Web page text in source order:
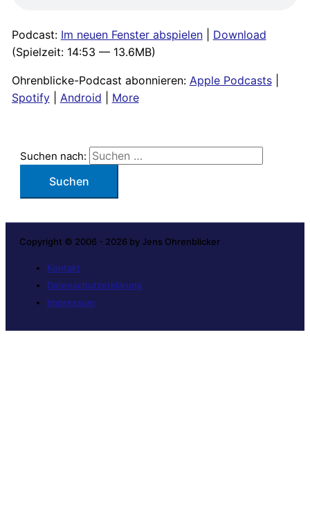
Podcast: Im neuen Fenster abspielen| Download
(Spielzeit: 14:53 — 13.6MB)
Ohrenblicke-Podcast abonnieren: Apple Podcasts|
Spotify| Android More
Suchen nach:
Copyright © 2006 - 2026 by Jens Ohrenblicker
Kontakt
Datenschutzerklärung
Impressum